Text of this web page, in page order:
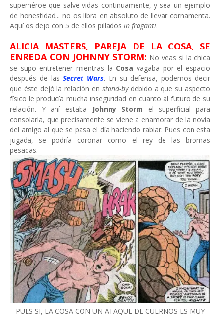
superhéroe que salve vidas continuamente, y sea un ejemplo
de honestidad... no os libra en absoluto de llevar cornamenta.
Aquí os dejo con 5 de ellos pillados in fraganti.
ALICIA MASTERS, PAREJA DE LA COSA, SE
ENREDA CON JOHNNY STORM: No veas si la chica
se supo entretener mientras la Cosa vagaba por el espacio
después de lasSecret Wars. En su defensa, podemos decir
que éste dejó la relación en stand-bydebido a que su aspecto
físico le producía mucha inseguridad en cuanto al futuro de su
relación. Y ahí estaba
Johnny Storm el superficial para
consolarla, que precisamente se viene a enamorar de la novia
del amigo al que se pasa el día haciendo rabiar. Pues con esta
jugada, se podría coronar como el rey de las bromas
pesadas.
PUES SI, LA COSA CON UN ATAQUE DE CUERNOS ES MUY